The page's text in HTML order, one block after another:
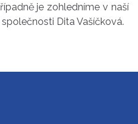
je zohledníme v naší
Dita Vašíčková.